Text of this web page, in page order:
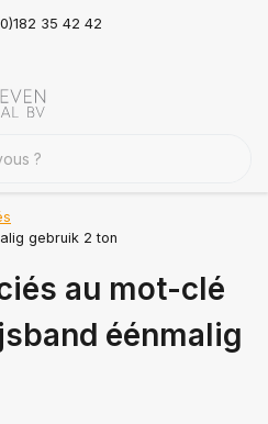
35 42 42
gebruik 2 ton
au mot-clé
éénmalig